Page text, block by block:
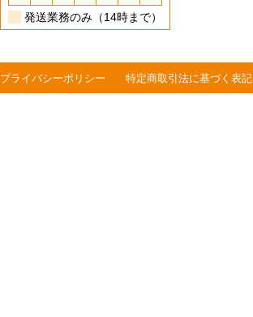
発送業務のみ（14時まで）
プライバシーポリシー 特定商取引法に基づく表記